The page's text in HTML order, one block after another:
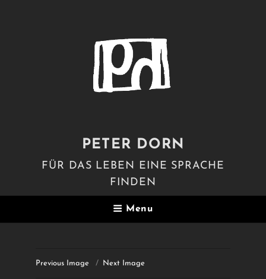
PETER DORN
FÜR DAS LEBEN EINE SPRACHE
FINDEN
Menu
Previous Image Next Image